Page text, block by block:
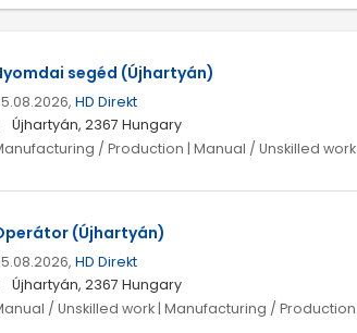
segéd (Újhartyán)
HD Direkt
Újhartyán, 2367 Hungary
/ Production | Manual / Unskilled work
(Újhartyán)
HD Direkt
Újhartyán, 2367 Hungary
/ Unskilled work | Manufacturing / Production